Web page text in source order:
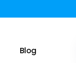
Blog